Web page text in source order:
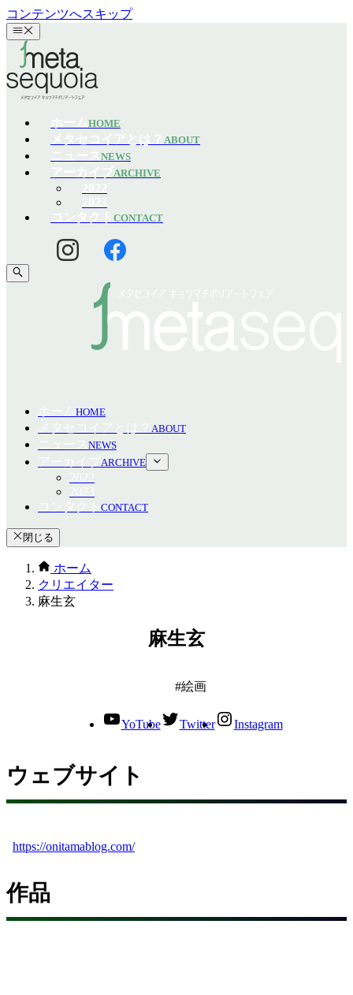
コンテンツへスキップ
HOME
ABOUT
NEWS
ARCHIVE
CONTACT
HOME
ABOUT
NEWS
ARCHIVE
CONTACT
閉じる
ホーム
クリエイター
麻生玄
麻生玄
絵画
YoTube Twitter Instagram
ウェブサイト
https://onitamablog.com/
作品